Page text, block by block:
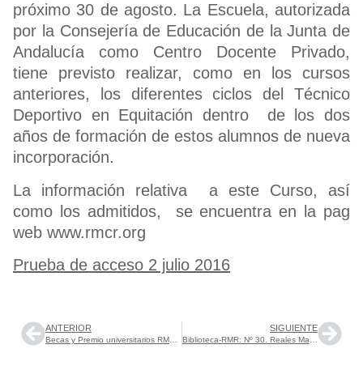
próximo 30 de agosto. La Escuela, autorizada
por la Consejería de Educación de la Junta de
Andalucía como Centro Docente Privado,
tiene previsto realizar, como en los cursos
anteriores, los diferentes ciclos del Técnico
Deportivo en Equitación dentro de los dos
años de formación de estos alumnos de nueva
incorporación.
La información relativa a este Curso, así
como los admitidos, se encuentra en la pag
web www.rmcr.org
Prueba de acceso 2 julio 2016
ANTERIOR SIGUIENTE